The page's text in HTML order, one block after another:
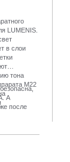
LUMENIS.
в слои
тона
M22
А
после